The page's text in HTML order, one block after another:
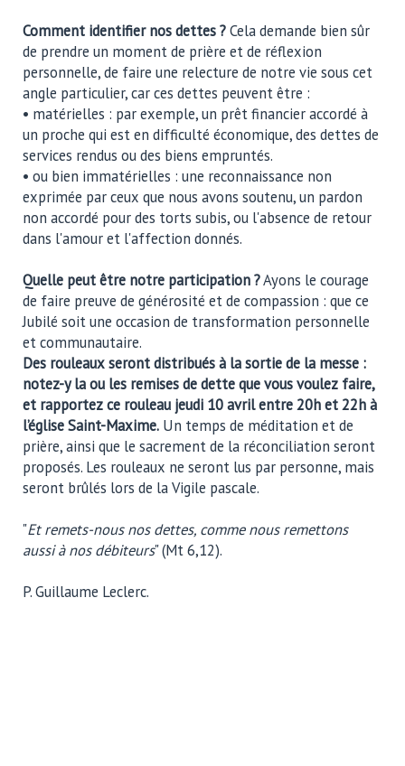
Comment identifier nos dettes ?Cela demande bien sûr
de prendre un moment de prière et de réflexion
personnelle, de faire une relecture de notre vie sous cet
angle particulier, car ces dettes peuvent être :
• matérielles : par exemple, un prêt financier accordé à
un proche qui est en difficulté économique, des dettes de
services rendus ou des biens empruntés.
• ou bien immatérielles : une reconnaissance non
exprimée par ceux que nous avons soutenu, un pardon
non accordé pour des torts subis, ou l'absence de retour
dans l'amour et l'affection donnés.
Quelle peut être notre participation ?Ayons le courage
de faire preuve de générosité et de compassion : que ce
Jubilé soit une occasion de transformation personnelle
et communautaire.
Des rouleaux seront distribués à la sortie de la messe :
notez-y la ou les remises de dette que vous voulez faire,
et rapportez ce rouleau jeudi 10 avril entre 20h et 22h à
l’église Saint-Maxime. Un temps de méditation et de
prière, ainsi que le sacrement de la réconciliation seront
proposés. Les rouleaux ne seront lus par personne, mais
seront brûlés lors de la Vigile pascale.
"Et remets-nous nos dettes, comme nous remettons
aussi à nos débiteurs" (Mt 6,12).
P. Guillaume Leclerc.